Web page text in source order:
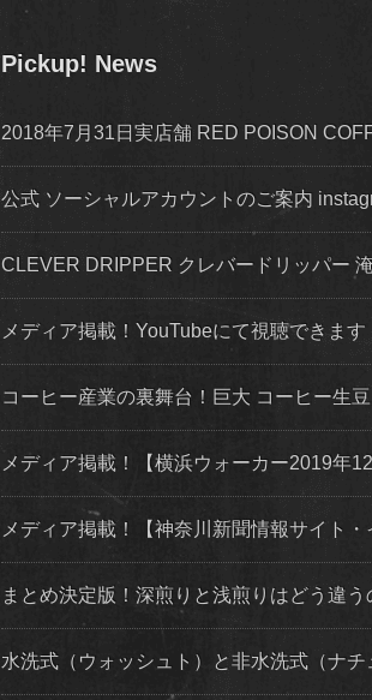
Pickup! News
2018年7月31日実店舗 RED POISON
公式 ソーシャルアカウントのご案内
CLEVER DRIPPER クレバードリッパー
メディア掲載！YouTubeにて視聴できま
コーヒー産業の裏舞台！巨大 コーヒー
メディア掲載！【横浜ウォーカー2019年
メディア掲載！【神奈川新聞情報サイト
まとめ決定版！深煎りと浅煎りはどう違
水洗式（ウォッシュト）と非水洗式（ナ